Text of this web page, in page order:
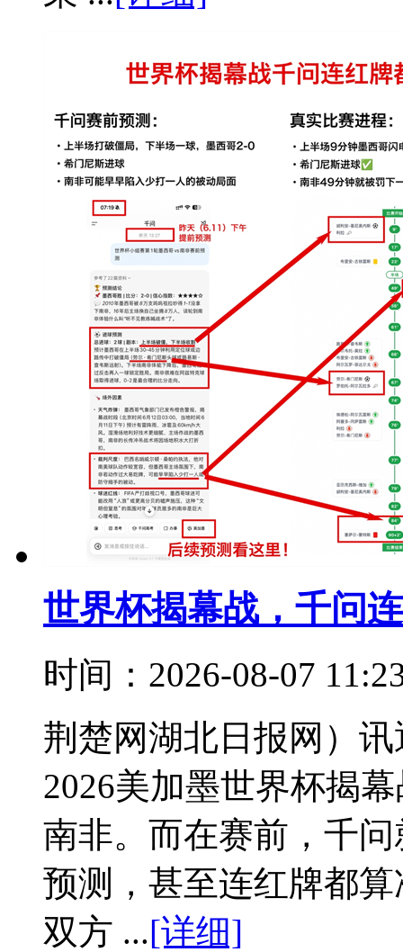
世界杯揭幕战，千问
时间：2026-08-07
荆楚网湖北日报网）
2026美加墨世界杯揭
南非。而在赛前，千
预测，甚至连红牌都
双方 ...[详细]